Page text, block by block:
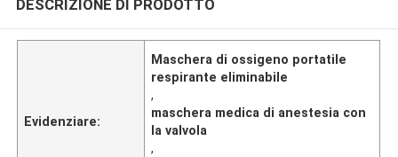
DESCRIZIONE DI PRODOTTO
Evidenziare:
Maschera di ossigeno portatile
respirante eliminabile
,
maschera medica di anestesia con
la valvola
,